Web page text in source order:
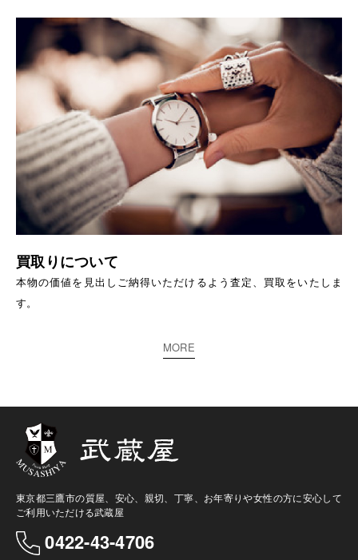
買取りについて
本物の価値を見出しご納得いただけるよう査定、買取をいたしま
す。
MORE
東京都三鷹市の質屋、安心、親切、丁寧、お年寄りや女性の方に安心して
ご利用いただける武蔵屋
0422-43-4706